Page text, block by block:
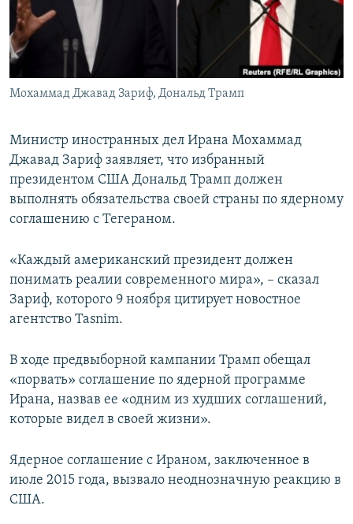
ПОБЕДИТЕЛЕЙ НЕ СУДЯТ?
КРЫМ.НЕПОКОРЕННЫЙ
УКРАИНСКАЯ ПРОБЛЕМА КРЫМА
ПРИСОЕДИНЯЙТЕСЬ!
Мохаммад Джавад Зариф, Дональд Трамп
Министр иностранных дел Ирана Мохаммад
Джавад Зариф заявляет, что избранный
президентом США Дональд Трамп должен
выполнять обязательства своей страны по ядерному
соглашению с Тегераном.
«Каждый американский президент должен
понимать реалии современного мира», – сказал
Зариф, которого 9 ноября цитирует новостное
агентство Tasnim.
В ходе предвыборной кампании Трамп обещал
«порвать» соглашение по ядерной программе
Ирана, назвав ее «одним из худших соглашений,
которые видел в своей жизни».
Ядерное соглашение с Ираном, заключенное в
июле 2015 года, вызвало неоднозначную реакцию в
США.